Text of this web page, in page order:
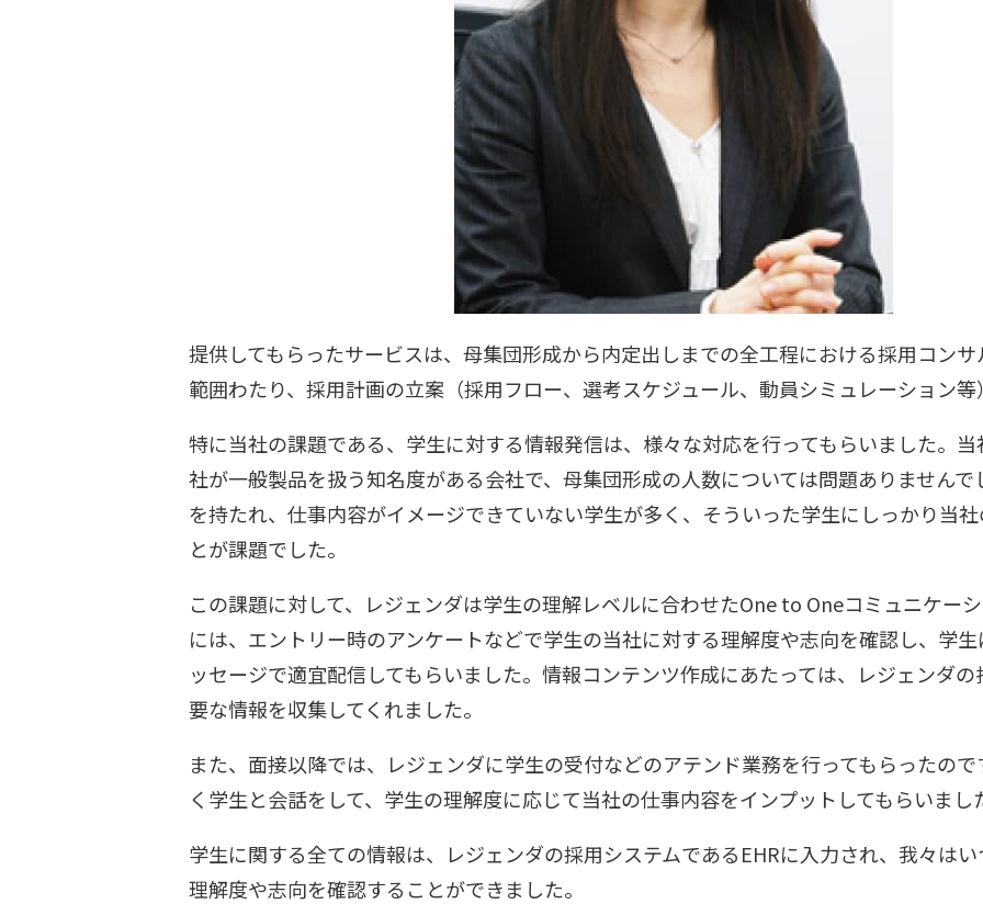
提供してもらったサービスは、母集団形成から内定出しまでの全工程における採用コン
範囲わたり、採用計画の立案（採用フロー、選考スケジュール、動員シミュレーション等
特に当社の課題である、学生に対する情報発信は、様々な対応を行ってもらいました。
社が一般製品を扱う知名度がある会社で、母集団形成の人数については問題ありません
を持たれ、仕事内容がイメージできていない学生が多く、そういった学生にしっかり当
とが課題でした。
この課題に対して、レジェンダは学生の理解レベルに合わせたOne to Oneコミュニケー
には、エントリー時のアンケートなどで学生の当社に対する理解度や志向を確認し、学
ッセージで適宜配信してもらいました。情報コンテンツ作成にあたっては、レジェンダ
要な情報を収集してくれました。
また、面接以降では、レジェンダに学生の受付などのアテンド業務を行ってもらったの
く学生と会話をして、学生の理解度に応じて当社の仕事内容をインプットしてもらいまし
学生に関する全ての情報は、レジェンダの採用システムであるEHRに入力され、我々は
理解度や志向を確認することができました。